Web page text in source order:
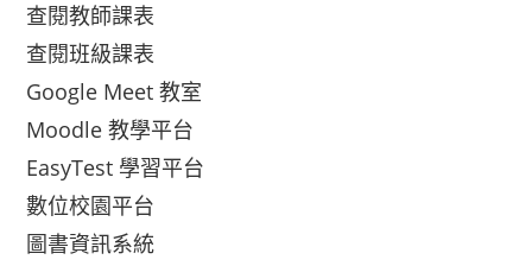
查閱教師課表
查閱班級課表
Google Meet 教室
Moodle 教學平台
EasyTest 學習平台
數位校園平台
圖書資訊系統